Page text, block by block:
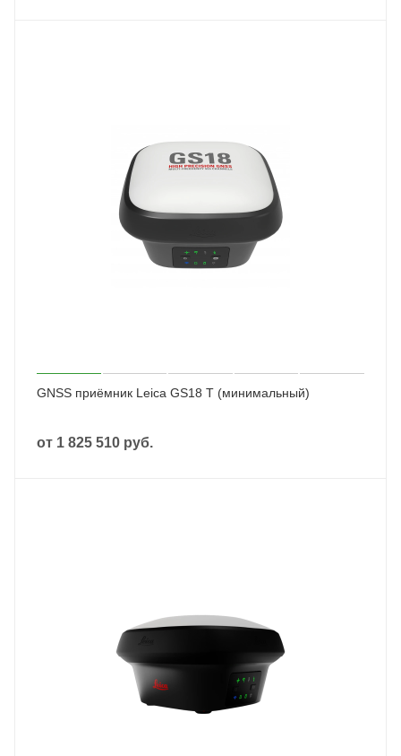
GNSS приёмник Leica GS18 T (минимальный)
от 1 825 510 руб.